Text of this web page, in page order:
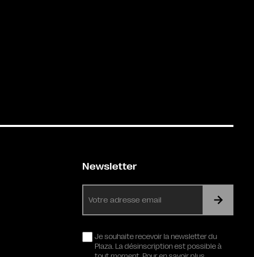
Newsletter
mail
RGPDJe souhaite recevoir la newsletter du
Plaza. La désinscription est possible à